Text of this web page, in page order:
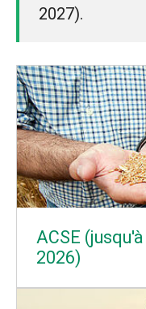
2027).
ACSE
2026)